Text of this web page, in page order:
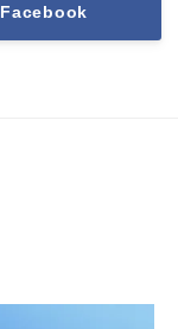
Facebook